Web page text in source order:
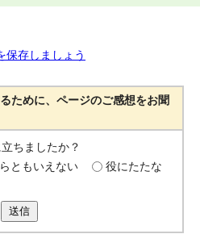
保存しましょう
ために、ページのご感想をお聞
ちましたか？
ともいえない
役にたたな
送信